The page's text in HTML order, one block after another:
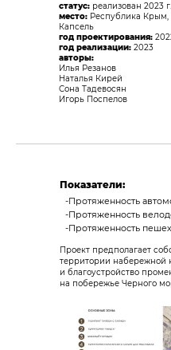
статус: реализован 2023 г.
место: Республика Крым,
Капсель
год проектирования:
год реализации: 2023
авторы:
Илья Резанов
Наталья Кирей
Сона Тадевосян
Игорь Поспелов
Показатели:
-Протяженность
-Протяженность
-Протяженность
Проект предполагает
территории набережной
и благоустройство
на побережье Черного